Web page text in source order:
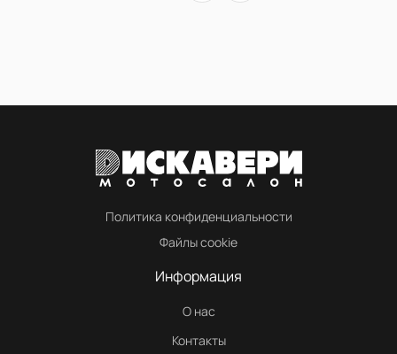
Политика конфиденциальности
Файлы cookie
Информация
О нас
Контакты